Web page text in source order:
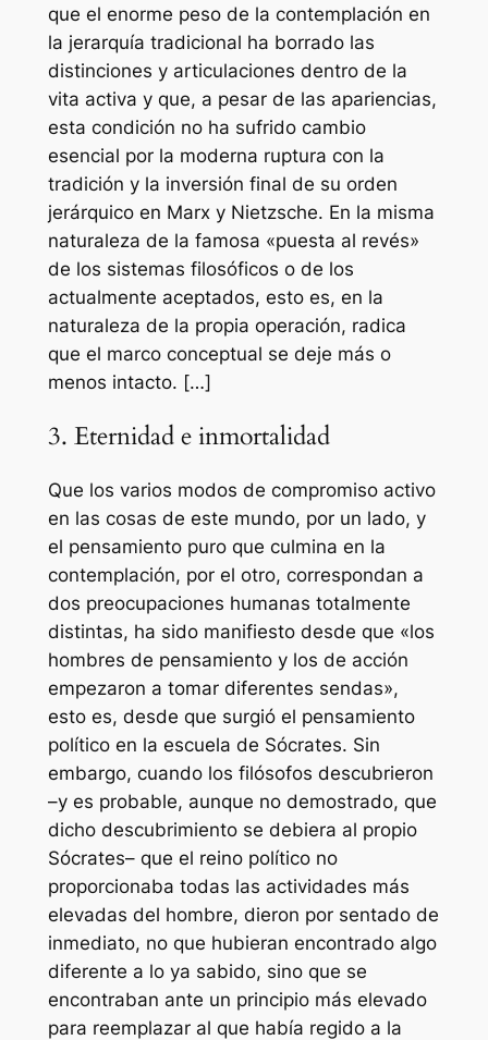
que el enorme peso de la contemplación en
la jerarquía tradicional ha borrado las
distinciones y articulaciones dentro de la
vita activa y que, a pesar de las apariencias,
esta condición no ha sufrido cambio
esencial por la moderna ruptura con la
tradición y la inversión final de su orden
jerárquico en Marx y Nietzsche. En la misma
naturaleza de la famosa «puesta al revés»
de los sistemas filosóficos o de los
actualmente aceptados, esto es, en la
naturaleza de la propia operación, radica
que el marco conceptual se deje más o
menos intacto. […]
3. Eternidad e inmortalidad
Que los varios modos de compromiso activo
en las cosas de este mundo, por un lado, y
el pensamiento puro que culmina en la
contemplación, por el otro, correspondan a
dos preocupaciones humanas totalmente
distintas, ha sido manifiesto desde que «los
hombres de pensamiento y los de acción
empezaron a tomar diferentes sendas»,
esto es, desde que surgió el pensamiento
político en la escuela de Sócrates. Sin
embargo, cuando los filósofos descubrieron
–y es probable, aunque no demostrado, que
dicho descubrimiento se debiera al propio
Sócrates– que el reino político no
proporcionaba todas las actividades más
elevadas del hombre, dieron por sentado de
inmediato, no que hubieran encontrado algo
diferente a lo ya sabido, sino que se
encontraban ante un principio más elevado
para reemplazar al que había regido a la